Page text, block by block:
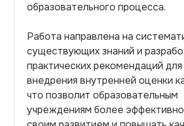
образовательного процесса.
Работа направлена на
существующих знаний и
практических рекомендаций для
внедрения внутренней оценки
что позволит образовательным
учреждениям более эффективно